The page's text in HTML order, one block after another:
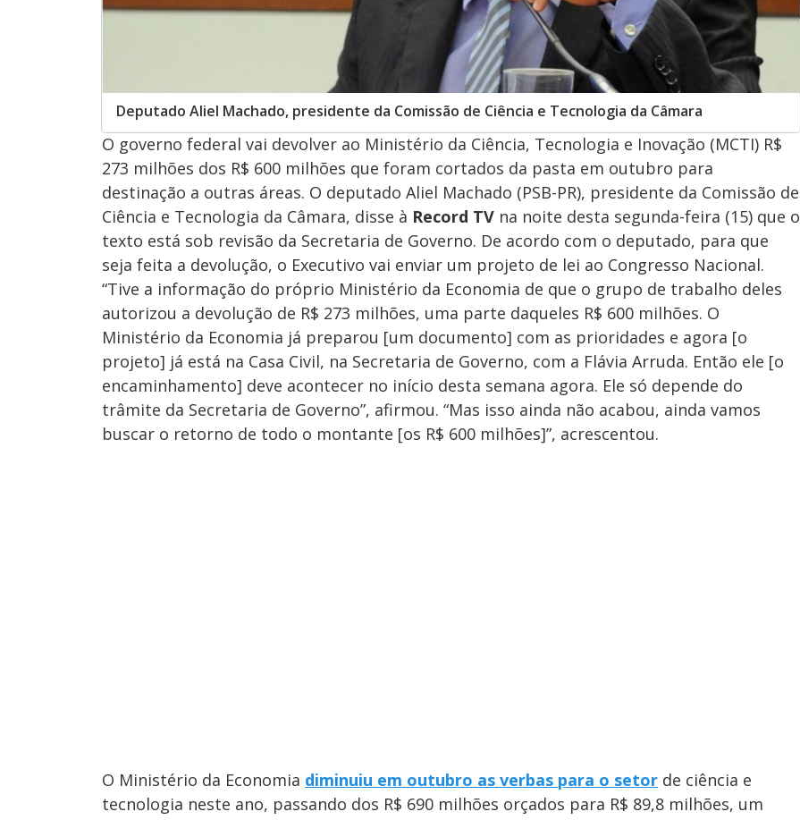
Deputado Aliel Machado, presidente da Comissão de Ciência e Tecnologia da Câmara
O governo federal vai devolver ao Ministério da Ciência, Tecnologia e Inovação (MCTI) R$
273 milhões dos R$ 600 milhões que foram cortados da pasta em outubro para
destinação a outras áreas. O deputado Aliel Machado (PSB-PR), presidente da Comissão de
Ciência e Tecnologia da Câmara, disse à Record TV na noite desta segunda-feira (15) que o
texto está sob revisão da Secretaria de Governo. De acordo com o deputado, para que
seja feita a devolução, o Executivo vai enviar um projeto de lei ao Congresso Nacional.
“Tive a informação do próprio Ministério da Economia de que o grupo de trabalho deles
autorizou a devolução de R$ 273 milhões, uma parte daqueles R$ 600 milhões. O
Ministério da Economia já preparou [um documento] com as prioridades e agora [o
projeto] já está na Casa Civil, na Secretaria de Governo, com a Flávia Arruda. Então ele [o
encaminhamento] deve acontecer no início desta semana agora. Ele só depende do
trâmite da Secretaria de Governo”, afirmou. “Mas isso ainda não acabou, ainda vamos
buscar o retorno de todo o montante [os R$ 600 milhões]”, acrescentou.
O Ministério da Economia diminuiu em outubro as verbas para o setor de ciência e
tecnologia neste ano, passando dos R$ 690 milhões orçados para R$ 89,8 milhões, um